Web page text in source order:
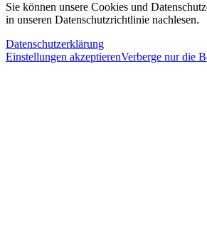
Sie können unsere Cookies und
in unseren Datenschutzrichtlinie nachlesen.
Datenschutzerklärung
Einstellungen akzeptierenVerberge nur die